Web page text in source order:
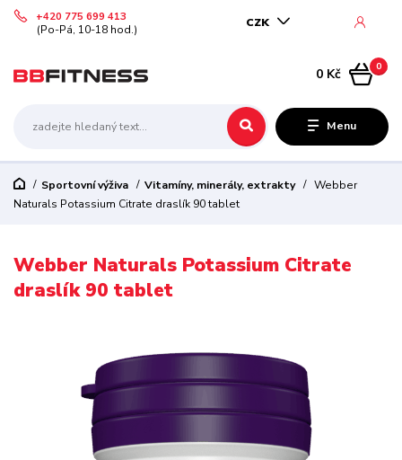
Menu
CZK
+420 775 699 413
(Po-Pá, 10-18 hod.)
0
0 Kč
Sportovní výživa Vitamíny, minerály, extrakty
Webber
Naturals Potassium Citrate draslík 90 tablet
Webber Naturals Potassium Citrate
draslík 90 tablet